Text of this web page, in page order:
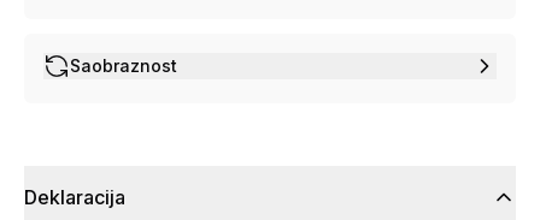
Saobraznost
Deklaracija